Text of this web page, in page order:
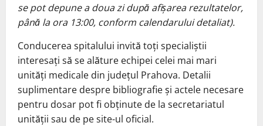
se pot depune a doua zi după afișarea rezultatelor,
până la ora 13:00, conform calendarului detaliat).
Conducerea spitalului invită toți specialiștii
interesați să se alăture echipei celei mai mari
unități medicale din județul Prahova. Detalii
suplimentare despre bibliografie și actele necesare
pentru dosar pot fi obținute de la secretariatul
unității sau de pe site-ul oficial.